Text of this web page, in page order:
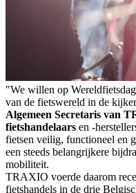
"We willen op
van de fietswereld in de
Algemeen Secretaris van
fietshandelaars en -
fietsen veilig, functioneel en
een steeds belangrijkere
mobiliteit.
TRAXIO voerde daarom
fietshandels in de drie